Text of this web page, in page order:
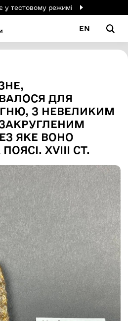
у тестовому режимі
EN
ДЛЯ
З НЕВЕЛИКИМ
ЯКЕ ВОНО
XVIII СТ.